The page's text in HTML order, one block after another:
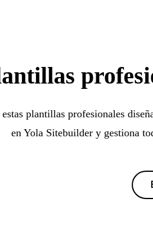
plantillas profesionales
en Yola Sitebuilder y gestiona